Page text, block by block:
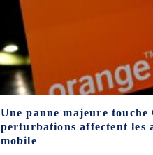
Une panne majeure
perturbations affectent les
mobile